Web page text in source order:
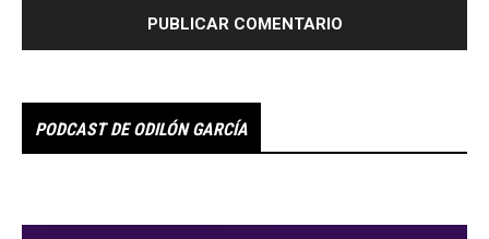
PODCAST DE ODILÓN GARCÍA